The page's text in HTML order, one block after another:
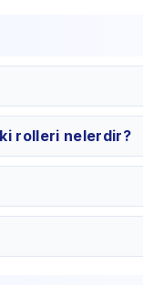
rolleri nelerdir?